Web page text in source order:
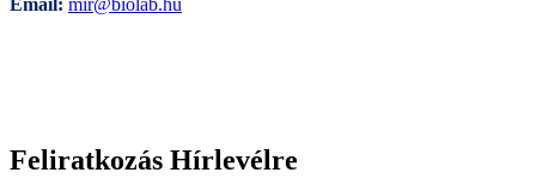
Email: mir@biolab.hu
Feliratkozás Hírlevélre